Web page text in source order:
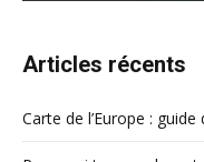
Articles récents
Carte de l’Europe :